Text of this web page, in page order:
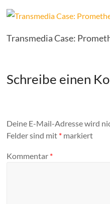
Transmedia Case:
Schreibe einen
Deine E-Mail-Adresse wird
Felder sind mit * markiert
Kommentar *